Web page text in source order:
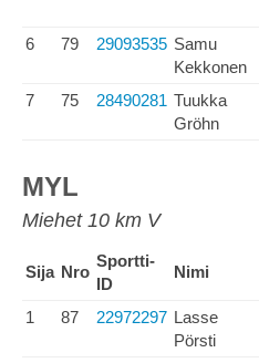
6 79 29093535 Samu
Kekkonen
7 75 28490281 Tuukka
Gröhn
MYL
Miehet 10 km V
Sija Nro
Sportti-
ID
Nimi
1 87 22972297 Lasse
Pörsti